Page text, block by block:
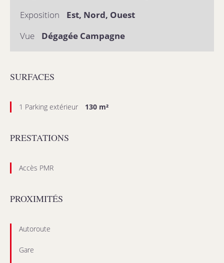
Exposition
Est, Nord, Ouest
Vue
Dégagée Campagne
SURFACES
1 Parking extérieur 130 m²
PRESTATIONS
Accès PMR
PROXIMITÉS
Autoroute
Gare